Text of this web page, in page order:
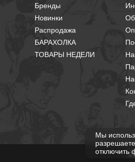
Бренды
Новинки
Распродажа
БАРАХОЛКА
ТОВАРЫ НЕДЕЛИ
Об
©
Мы
отключить